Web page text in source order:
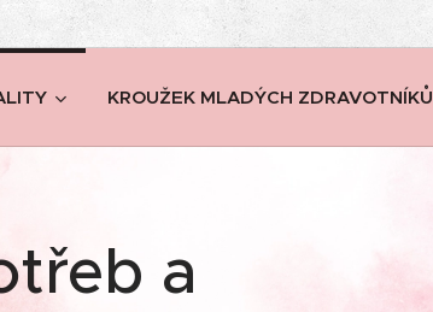
KROUŽEK MLADÝCH ZDRAVOTNÍKŮ
a